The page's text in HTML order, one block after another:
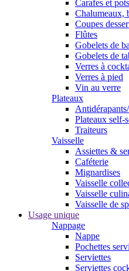
Carafes et pots
Chalumeaux,
Coupes
Flûtes
Gobelets de
Gobelets de
Verres à
Verres à pied
Vin au verre
Plateaux
Plateaux self-
Traiteurs
Vaisselle
Assiettes &
Caféterie
Mignardises
Vaisselle
Vaisselle
Vaisselle de
Usage unique
Nappage
Nappe
Pochettes
Serviettes
Serviettes